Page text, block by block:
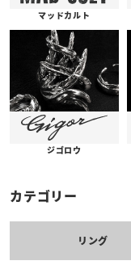
マッドカルト
ジゴロウ
カテゴリー
リング